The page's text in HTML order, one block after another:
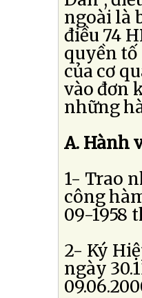
ngoài là
điều 74
quyền
của cơ
vào đơn
những
A. Hành
1- Trao
công
09-1958
2- Ký
ngày